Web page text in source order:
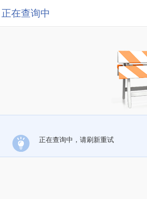
正在查询中
正在查询中，请刷新重试